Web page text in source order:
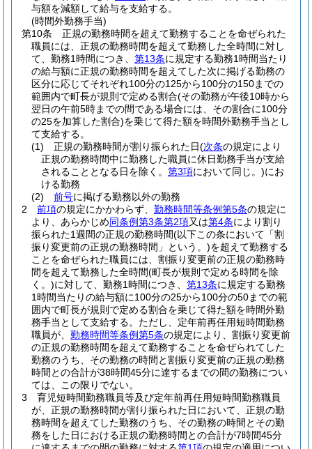
与額を減額して給与を支給する。
(時間外勤務手当)
第10条
正規の勤務時間を超えて勤務することを命ぜられた
職員には、正規の勤務時間を超えて勤務した全時間に対し
て、勤務1時間につき、 第13条に規定する勤務1時間当たり
の給与額に正規の勤務時間を超えてした次に掲げる勤務の
区分に応じてそれぞれ100分の125から100分の150までの
範囲内で町長が規則で定める割合(その勤務が午後10時から
翌日の午前5時までの間である場合には、その割合に100分
の25を加算した割合)を乗じて得た額を時間外勤務手当とし
て支給する。
(1)
正規の勤務時間が割り振られた日(次条の規定により
正規の勤務時間中に勤務した職員に休日勤務手当が支給
されることとなる日を除く。 第3項において同じ。)にお
ける勤務
(2)
前号に掲げる勤務以外の勤務
2
前項の規定にかかわらず、 勤務時間等条例第5条の規定に
より、あらかじめ同条例第3条第2項又は第4条により割り
振られた1週間の正規の勤務時間(以下この条において「割
振り変更前の正規の勤務時間」という。)を超えて勤務する
ことを命ぜられた職員には、割振り変更前の正規の勤務時
間を超えて勤務した全時間(町長が規則で定める時間を除
く。)に対して、勤務1時間につき、 第13条に規定する勤務
1時間当たりの給与額に100分の25から100分の50までの範
囲内で町長が規則で定める割合を乗じて得た額を時間外勤
務手当として支給する。 ただし、定年前再任用短時間勤務
職員が、 勤務時間等条例第5条の規定により、割振り変更前
の正規の勤務時間を超えて勤務することを命ぜられてした
勤務のうち、その勤務の時間と割振り変更前の正規の勤務
時間との合計が38時間45分に達するまでの間の勤務につい
ては、この限りでない。
3
育児短時間勤務職員等及び定年前再任用短時間勤務職員
が、正規の勤務時間が割り振られた日において、正規の勤
務時間を超えてした勤務のうち、その勤務の時間とその勤
務をした日における正規の勤務時間との合計が7時間45分